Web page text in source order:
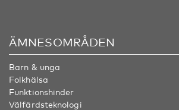
ÄMNESOMRÅDEN
Barn & unga
Folkhälsa
Funktionshinder
Välfärdsteknologi